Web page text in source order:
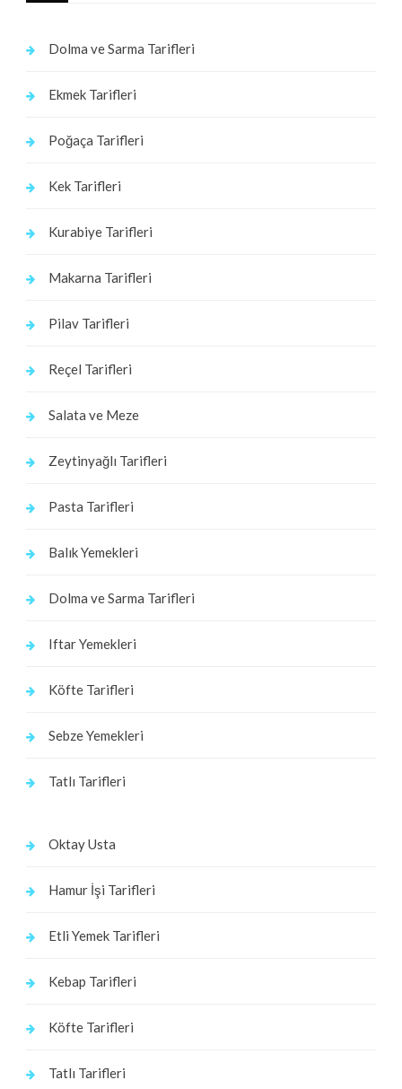
Dolma ve Sarma Tarifleri
Ekmek Tarifleri
Poğaça Tarifleri
Kek Tarifleri
Kurabiye Tarifleri
Makarna Tarifleri
Pilav Tarifleri
Reçel Tarifleri
Salata ve Meze
Zeytinyağlı Tarifleri
Pasta Tarifleri
Balık Yemekleri
Dolma ve Sarma Tarifleri
Iftar Yemekleri
Köfte Tarifleri
Sebze Yemekleri
Tatlı Tarifleri
Oktay Usta
Hamur İşi Tarifleri
Etli Yemek Tarifleri
Kebap Tarifleri
Köfte Tarifleri
Tatlı Tarifleri